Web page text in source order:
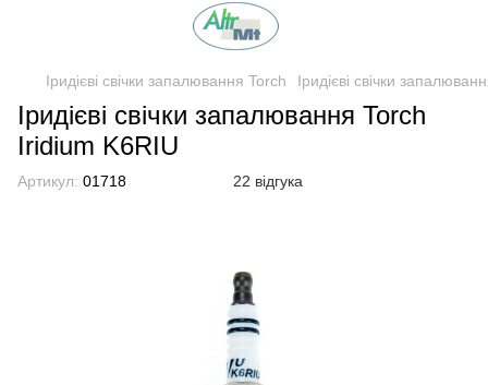
Іридієві свічки запалювання Torch Іридієві свічки
Іридієві свічки запалювання Torch
Iridium K6RIU
Артикул: 01718 22 відгука